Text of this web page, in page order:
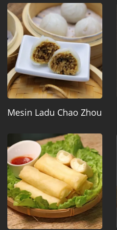
Mesin Ladu Chao Zhou